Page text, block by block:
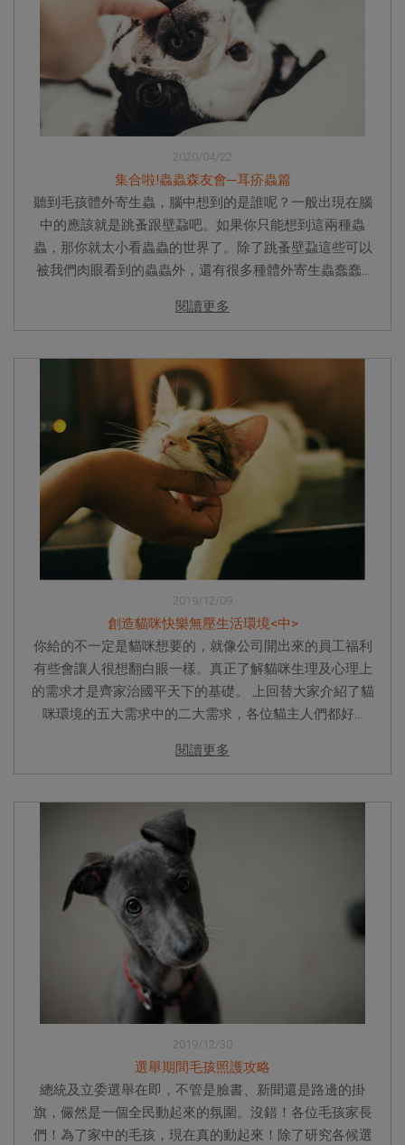
2020/04/22
集合啦!蟲蟲森友會─耳疥蟲篇
聽到毛孩體外寄生蟲，腦中想到的是誰呢？一般出現在腦
中的應該就是跳蚤跟壁蝨吧。如果你只能想到這兩種蟲
蟲，那你就太小看蟲蟲的世界了。除了跳蚤壁蝨這些可以
被我們肉眼看到的蟲蟲外，還有很多種體外寄生蟲蠢蠢...
閱讀更多
2019/12/09
創造貓咪快樂無壓生活環境<中>
你給的不一定是貓咪想要的，就像公司開出來的員工福利
有些會讓人很想翻白眼一樣。真正了解貓咪生理及心理上
的需求才是齊家治國平天下的基礎。 上回替大家介紹了貓
咪環境的五大需求中的二大需求，各位貓主人們都好...
閱讀更多
2019/12/30
選舉期間毛孩照護攻略
總統及立委選舉在即，不管是臉書、新聞還是路邊的掛
旗，儼然是一個全民動起來的氛圍。沒錯！各位毛孩家長
們！為了家中的毛孩，現在真的動起來！除了研究各候選